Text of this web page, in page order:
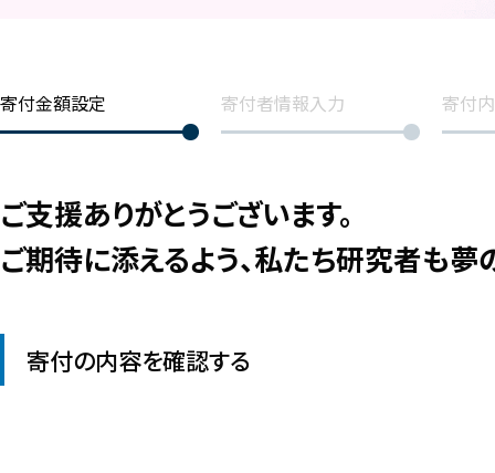
寄付金額設定 寄付者情報入力 寄付
ご支援ありがとうございます。
ご期待に添えるよう、私たち研究者も夢
寄付の内容を確認する